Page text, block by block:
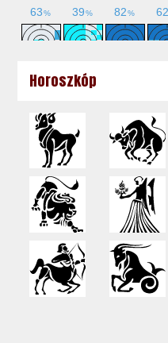
Horoszkóp